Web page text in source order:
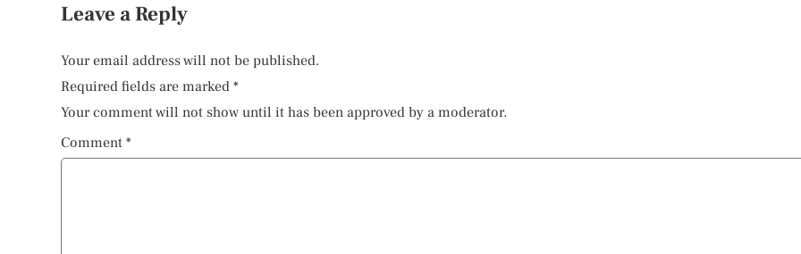
Leave a Reply
Your email address will not be published.
Required fields are marked *
Your comment will not show until it has been approved by a moderator.
Comment *